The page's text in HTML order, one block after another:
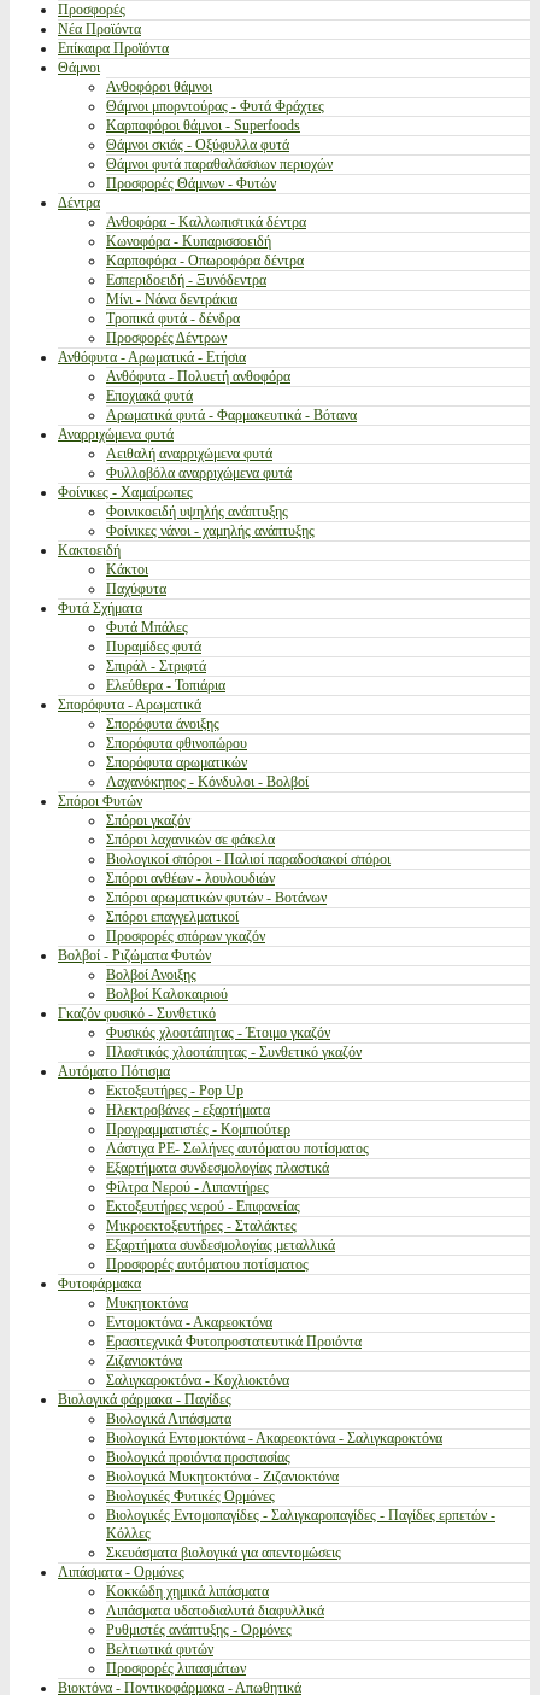
Προσφορές
Νέα Προϊόντα
Επίκαιρα Προϊόντα
Θάμνοι
Ανθοφόροι θάμνοι
Θάμνοι μπορντούρας - Φυτά Φράχτες
Καρποφόροι θάμνοι - Superfoods
Θάμνοι σκιάς - Οξύφυλλα φυτά
Θάμνοι φυτά παραθαλάσσιων περιοχών
Προσφορές Θάμνων - Φυτών
Δέντρα
Ανθοφόρα - Καλλωπιστικά δέντρα
Κωνοφόρα - Κυπαρισσοειδή
Καρποφόρα - Οπωροφόρα δέντρα
Εσπεριδοειδή - Ξυνόδεντρα
Μίνι - Νάνα δεντράκια
Τροπικά φυτά - δένδρα
Προσφορές Δέντρων
Ανθόφυτα - Αρωματικά - Ετήσια
Ανθόφυτα - Πολυετή ανθοφόρα
Εποχιακά φυτά
Αρωματικά φυτά - Φαρμακευτικά - Βότανα
Αναρριχώμενα φυτά
Αειθαλή αναρριχώμενα φυτά
Φυλλοβόλα αναρριχώμενα φυτά
Φοίνικες - Χαμαίρωπες
Φοινικοειδή υψηλής ανάπτυξης
Φοίνικες νάνοι - χαμηλής ανάπτυξης
Κακτοειδή
Κάκτοι
Παχύφυτα
Φυτά Σχήματα
Φυτά Μπάλες
Πυραμίδες φυτά
Σπιράλ - Στριφτά
Ελεύθερα - Τοπιάρια
Σπορόφυτα - Αρωματικά
Σπορόφυτα άνοιξης
Σπορόφυτα φθινοπώρου
Σπορόφυτα αρωματικών
Λαχανόκηπος - Κόνδυλοι - Βολβοί
Σπόροι Φυτών
Σπόροι γκαζόν
Σπόροι λαχανικών σε φάκελα
Βιολογικοί σπόροι - Παλιοί παραδοσιακοί σπόροι
Σπόροι ανθέων - λουλουδιών
Σπόροι αρωματικών φυτών - Βοτάνων
Σπόροι επαγγελματικοί
Προσφορές σπόρων γκαζόν
Βολβοί - Ριζώματα Φυτών
Βολβοί Ανοιξης
Βολβοί Καλοκαιριού
Γκαζόν φυσικό - Συνθετικό
Φυσικός χλοοτάπητας - Έτοιμο γκαζόν
Πλαστικός χλοοτάπητας - Συνθετικό γκαζόν
Αυτόματο Πότισμα
Εκτοξευτήρες - Pop Up
Ηλεκτροβάνες - εξαρτήματα
Προγραμματιστές - Κομπιούτερ
Λάστιχα PE- Σωλήνες αυτόματου ποτίσματος
Εξαρτήματα συνδεσμολογίας πλαστικά
Φίλτρα Νερού - Λιπαντήρες
Εκτοξευτήρες νερού - Επιφανείας
Μικροεκτοξευτήρες - Σταλάκτες
Εξαρτήματα συνδεσμολογίας μεταλλικά
Προσφορές αυτόματου ποτίσματος
Φυτοφάρμακα
Μυκητοκτόνα
Εντομοκτόνα - Ακαρεοκτόνα
Ερασιτεχνικά Φυτοπροστατευτικά Προιόντα
Ζιζανιοκτόνα
Σαλιγκαροκτόνα - Κοχλιοκτόνα
Βιολογικά φάρμακα - Παγίδες
Βιολογικά Λιπάσματα
Βιολογικά Εντομοκτόνα - Ακαρεοκτόνα - Σαλιγκαροκτόνα
Βιολογικά προιόντα προστασίας
Βιολογικά Μυκητοκτόνα - Ζιζανιοκτόνα
Βιολογικές Φυτικές Ορμόνες
Βιολογικές Εντομοπαγίδες - Σαλιγκαροπαγίδες - Παγίδες ερπετών -
Κόλλες
Σκευάσματα βιολογικά για απεντομώσεις
Λιπάσματα - Ορμόνες
Κοκκώδη χημικά λιπάσματα
Λιπάσματα υδατοδιαλυτά διαφυλλικά
Ρυθμιστές ανάπτυξης - Ορμόνες
Βελτιωτικά φυτών
Προσφορές λιπασμάτων
Βιοκτόνα - Ποντικοφάρμακα - Απωθητικά